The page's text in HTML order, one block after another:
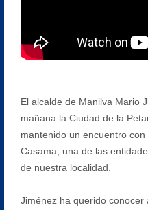
El alcalde de Manilva Mario
mañana la Ciudad de la
mantenido un encuentro
Casama, una de las
de nuestra localidad.
Jiménez ha querido conocer